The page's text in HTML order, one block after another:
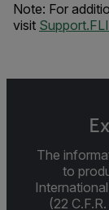
Note: For
visit
The
to
(22